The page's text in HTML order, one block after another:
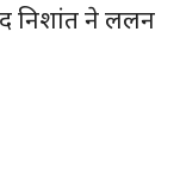
निशांत ने ललन